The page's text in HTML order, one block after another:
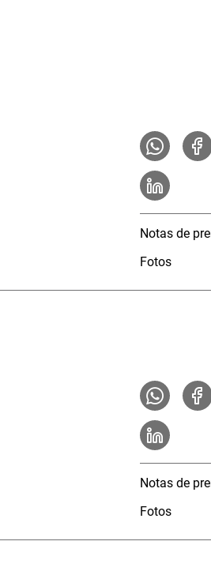
Notas de
Fotos
Notas de
Fotos